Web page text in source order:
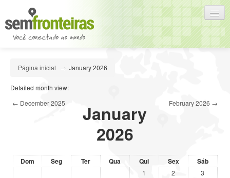
Página inicial → January 2026
Detailed month view:
← December 2025
January
2026
February 2026 →
Dom Seg Ter Qua Qui Sex Sáb
1 2 3